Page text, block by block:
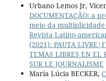
Urbano Lemos Jr,
DOCUMENTAÇÃO: a
meio da
Revista Latino-
(2021): PAUTA
TEMAS LIBRES EN EL
SUR LE JOURNALISME
Maria Lúcia BECKER,